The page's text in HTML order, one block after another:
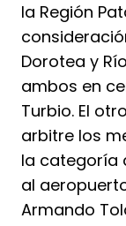
la Región
Dorotea y
ambos en
Turbio. El
arbitre los
la categoría
al
Armando